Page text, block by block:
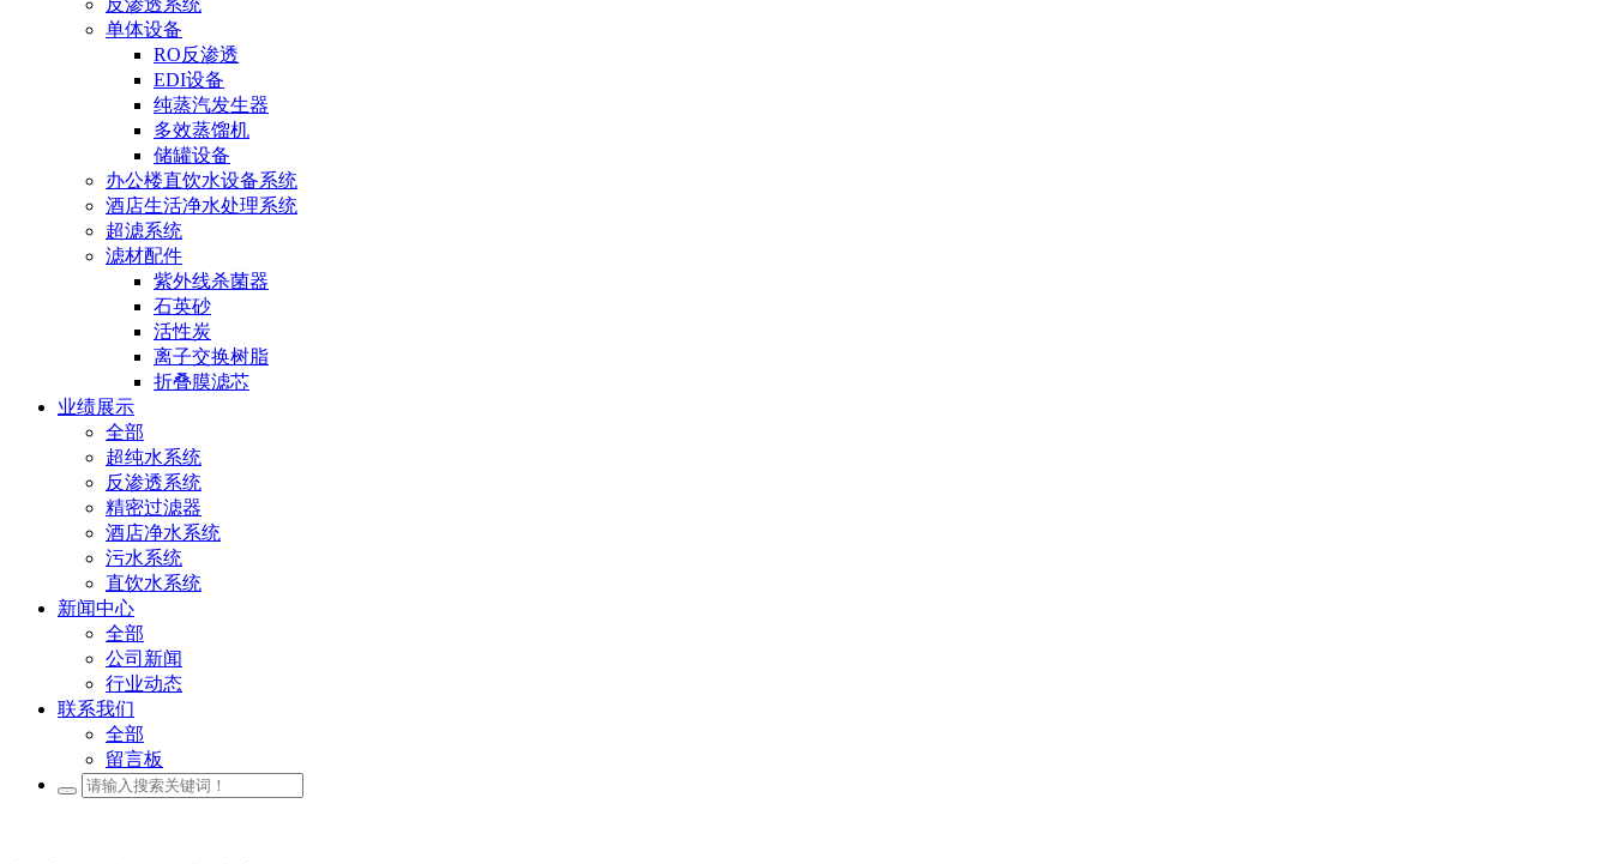
反渗透系统
单体设备
RO反渗透
EDI设备
纯蒸汽发生器
多效蒸馏机
储罐设备
办公楼直饮水设备系统
酒店生活净水处理系统
超滤系统
滤材配件
紫外线杀菌器
石英砂
活性炭
离子交换树脂
折叠膜滤芯
业绩展示
全部
超纯水系统
反渗透系统
精密过滤器
酒店净水系统
污水系统
直饮水系统
新闻中心
全部
公司新闻
行业动态
联系我们
全部
留言板